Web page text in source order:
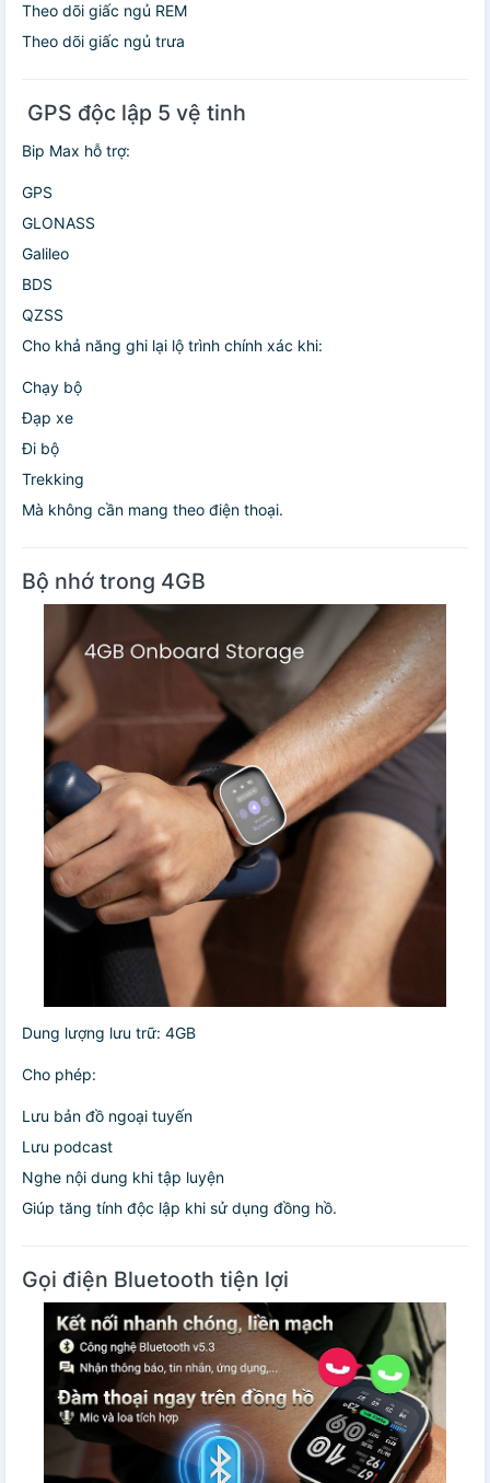
Theo dõi giấc ngủ REM
Theo dõi giấc ngủ trưa
️ GPS độc lập 5 vệ tinh
Bip Max hỗ trợ:
GPS
GLONASS
Galileo
BDS
QZSS
Cho khả năng ghi lại lộ trình chính xác khi:
Chạy bộ
Đạp xe
Đi bộ
Trekking
Mà không cần mang theo điện thoại.
Bộ nhớ trong 4GB
Dung lượng lưu trữ: 4GB
Cho phép:
Lưu bản đồ ngoại tuyến
Lưu podcast
Nghe nội dung khi tập luyện
Giúp tăng tính độc lập khi sử dụng đồng hồ.
Gọi điện Bluetooth tiện lợi